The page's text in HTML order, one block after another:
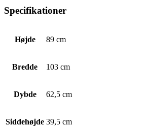
Specifikationer
Højde 89 cm
Bredde 103 cm
Dybde 62,5 cm
Siddehøjde 39,5 cm